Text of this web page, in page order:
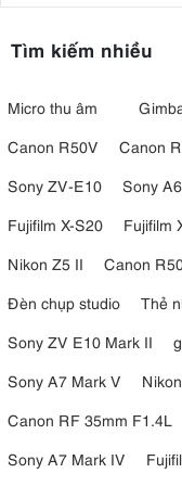
4.3. Dải màu cực
Amaran Ray 660C sở
20.000K , cho phép
mọi bối cảnh quay
Tìm kiếm nhiều
Micro thu âm
Canon R50V
Canon
Sony ZV-E10
Sony
Fujifilm X-S20
Fujifilm
Nikon Z5 II
Canon
Đèn chụp studio
Thẻ
Sony ZV E10 Mark II
Sony A7 Mark V
Canon RF 35mm F1.4L
Sony A7 Mark IV